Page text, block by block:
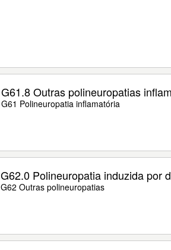
G61.8 Outras polineuropatias
G61 Polineuropatia inflamatória
G62.0 Polineuropatia induzida por
G62 Outras polineuropatias